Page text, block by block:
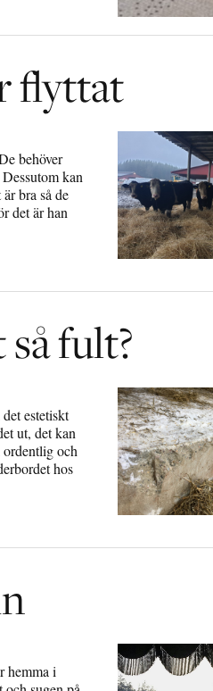
flyttat
behöver
kan
bra så de
det är han
fult?
estetiskt
ut, det kan
och
hos
hemma i